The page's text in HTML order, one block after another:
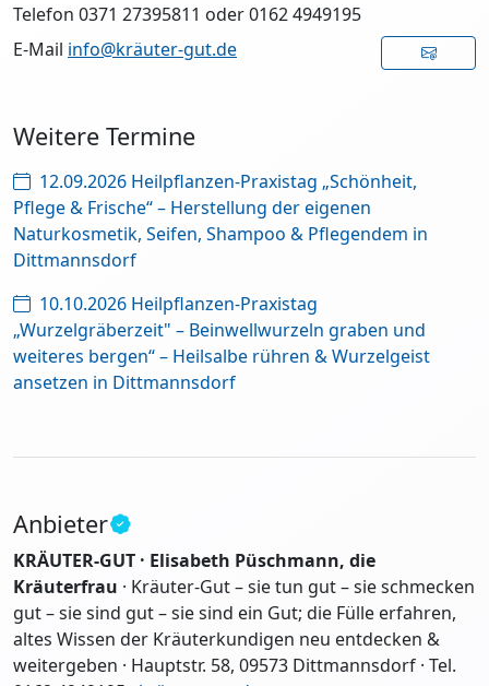
Telefon 0371 27395811 oder 0162 4949195
E-Mail info@kräuter-gut.de
Weitere Termine
12.09.2026 Heilpflanzen-Praxistag „Schönheit,
Pflege & Frische“ – Herstellung der eigenen
Naturkosmetik, Seifen, Shampoo & Pflegendem in
Dittmannsdorf
10.10.2026 Heilpflanzen-Praxistag
„Wurzelgräberzeit" – Beinwellwurzeln graben und
weiteres bergen“ – Heilsalbe rühren & Wurzelgeist
ansetzen in Dittmannsdorf
Anbieter
KRÄUTER-GUT · Elisabeth Püschmann, die
Kräuterfrau · Kräuter-Gut – sie tun gut – sie schmecken
gut – sie sind gut – sie sind ein Gut; die Fülle erfahren,
altes Wissen der Kräuterkundigen neu entdecken &
weitergeben · Hauptstr. 58, 09573 Dittmannsdorf · Tel.